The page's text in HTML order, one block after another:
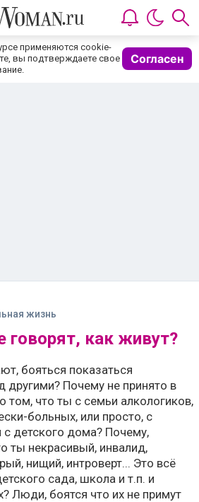
применяются cookie-
вы подтверждаете свое
Согласен
жизнь
говорят, как живут?
бояться показаться
другими? Почему не принято в
том, что ты с семьи алкологиков,
больных, или просто, с
с детского дома? Почему,
ты некрасивый, инвалид,
нищий, интроверт... Это всё
сада, школа и т.п. и
Люди, боятся что их не примут